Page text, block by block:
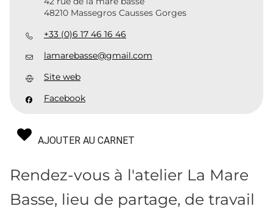
48210 Massegros Causses Gorges
+33 (0)6 17 46 16 46
lamarebasse@gmail.com
Site web
Facebook
AJOUTER AU CARNET
Rendez-vous à l'atelier La Mare
Basse, lieu de partage, de travail